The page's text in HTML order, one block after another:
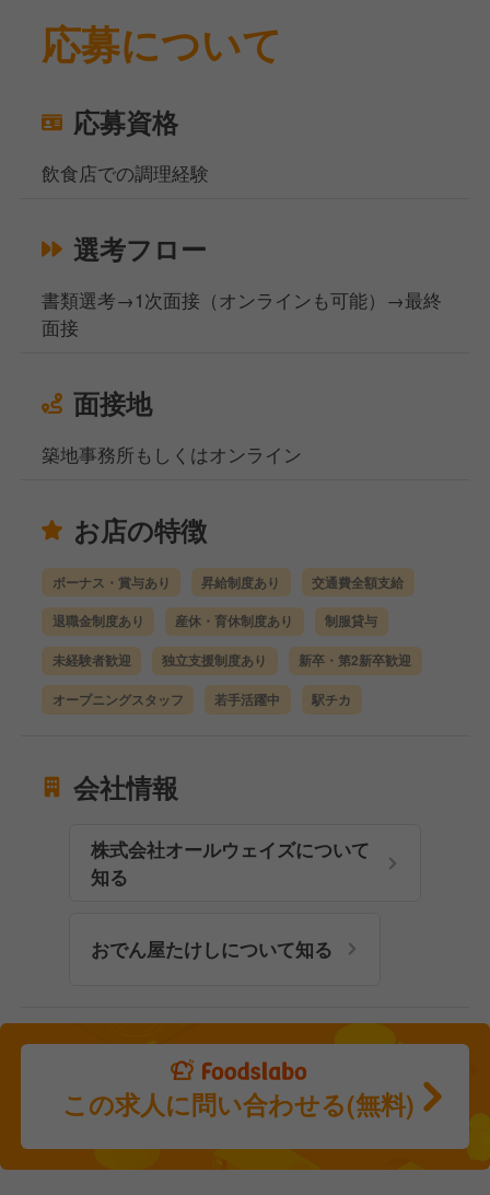
応募について
応募資格
飲食店での調理経験
選考フロー
書類選考→1次面接（オンラインも可能）→最終
面接
面接地
築地事務所もしくはオンライン
お店の特徴
ボーナス・賞与あり 昇給制度あり 交通費全額支給
退職金制度あり 産休・育休制度あり 制服貸与
未経験者歓迎 独立支援制度あり 新卒・第2新卒歓迎
オープニングスタッフ 若手活躍中 駅チカ
会社情報
株式会社オールウェイズについて
知る
おでん屋たけしについて知る
この求人に問い合わせる(無料)